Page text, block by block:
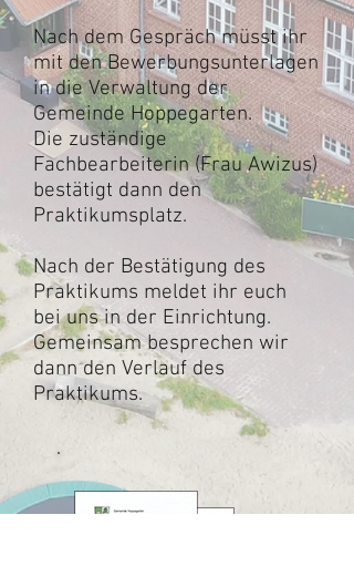
Nach dem Gespräch müsst ihr
mit den Bewerbungsunterlagen
in die Verwaltung der
Gemeinde Hoppegarten.
Die zuständige
Fachbearbeiterin (Frau Awizus)
bestätigt dann den
Praktikumsplatz.
Nach der Bestätigung des
Praktikums meldet ihr euch
bei uns in der Einrichtung.
Gemeinsam besprechen wir
dann den Verlauf des
Praktikums.